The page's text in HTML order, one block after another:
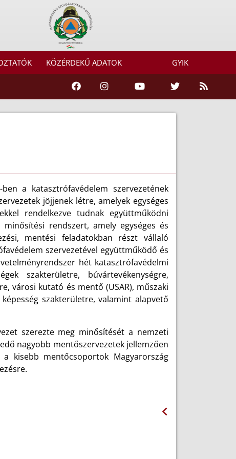
KÖZÉRDEKŰ ADATOK GYIK
a katasztrófavédelem szervezetének
jöjjenek létre, amelyek egységes
rendelkezve tudnak együttműködni
rendszert, amely egységes és
mentési feladatokban részt vállaló
szervezetével együttműködő és
hét katasztrófavédelmi
szakterületre, búvártevékenységre,
városi kutató és mentő (USAR), műszaki
szakterületre, valamint alapvető
szerezte meg minősítését a nemzeti
nagyobb mentőszervezetek jellemzően
kisebb mentőcsoportok Magyarország